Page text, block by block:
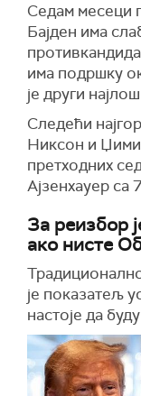
Седам месеци
Бајден има
има подршку
је други
Следећи
Никсон и Џими
претходних
Ајзенхауер са
За реизбор
ако нисте
је показатељ
настоје да